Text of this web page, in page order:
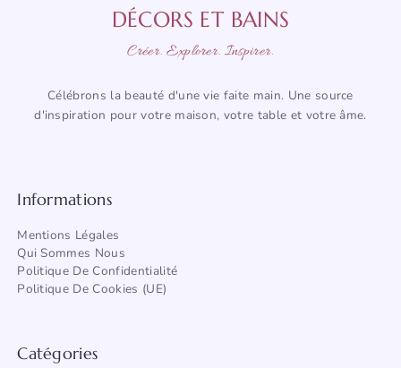
DÉCORS ET BAINS
Créer. Explorer. Inspirer.
Célébrons la beauté d'une vie faite main. Une source
d'inspiration pour votre maison, votre table et votre âme.
Informations
Mentions Légales
Qui Sommes Nous
Politique De Confidentialité
Politique De Cookies (UE)
Catégories